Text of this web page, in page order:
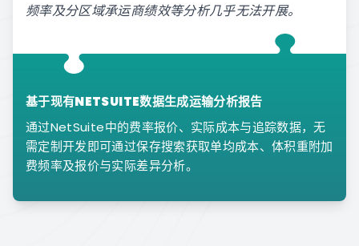
频率及分区域承运商绩效等分析几乎无法开展。
基于现有NETSUITE数据生成运输分析报告
通过NetSuite中的费率报价、实际成本与追踪数据，无
需定制开发即可通过保存搜索获取单均成本、体积重附加
费频率及报价与实际差异分析。